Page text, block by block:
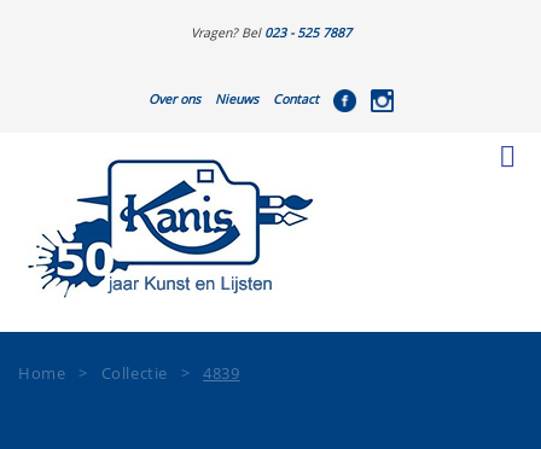
Vragen? Bel 023 - 525 7887
Over ons Nieuws Contact
Home > Collectie >4839